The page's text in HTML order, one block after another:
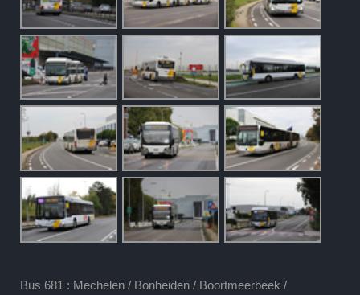
Bus 681 : Mechelen / Bonheiden / Boortmeerbeek /